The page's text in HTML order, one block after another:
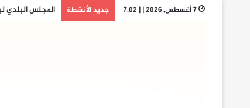
جديد الأنشطة المجلس البلدي